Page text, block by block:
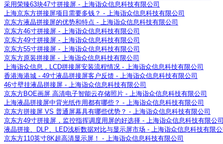
采用荣臻63块47寸拼接屏 - 上海诣众信息科技有限公司
上海京东方拼接屏项目需要多钱？ - 上海诣众信息科技有限公司
京东方液晶拼接屏的优势和特点 - 上海诣众信息科技有限公司
京东方46寸拼接屏 - 上海诣众信息科技有限公司
京东方49寸拼接屏 - 上海诣众信息科技有限公司
京东方55寸拼接屏 - 上海诣众信息科技有限公司
京东方原装拼接屏 - 上海诣众信息科技有限公司
上海诣众信息，LCD拼接屏安装流程情况 - 上海诣众信息科技有限公司
香港海港城 - 49寸液晶拼接屏客户反馈 - 上海诣众信息科技有限公司
46寸壁挂液晶拼接屏 - 上海诣众信息科技有限公司
京东方BOE画屏 高清电子智能云存储照片 - 上海诣众信息科技有限公司
上海液晶拼接屏中背光纸作用都有哪些？ - 上海诣众信息科技有限公司
京东方拼接屏 VS 普通屏幕具有哪些优势？ - 上海诣众信息科技有限公司
京东方49寸拼接屏，监控指挥调度用屏的好选择 - 上海诣众信息科技有限公司
液晶拼接、DLP、LED浅析数据对比与显示屏市场 - 上海诣众信息科技有限公
京东方110英寸8K超高清显示屏！ - 上海诣众信息科技有限公司